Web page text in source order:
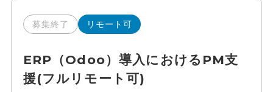
ご利用の流れ
お役立ちコンテンツ
募集終了 リモート可
ERP（Odoo）導入におけるPM支
援(フルリモート可)